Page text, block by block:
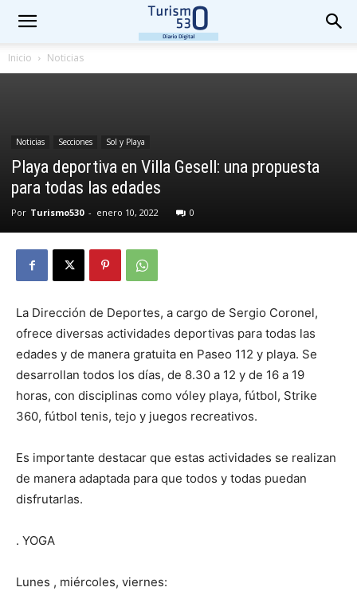
Inicio Noticias
Noticias Secciones Sol y Playa
Playa deportiva en Villa Gesell: una propuesta
para todas las edades
Por Turismo530 - enero 10, 2022 0
La Dirección de Deportes, a cargo de Sergio Coronel,
ofrece diversas actividades deportivas para todas las
edades y de manera gratuita en Paseo 112 y playa. Se
desarrollan todos los días, de 8.30 a 12 y de 16 a 19
horas, con disciplinas como vóley playa, fútbol, Strike
360, fútbol tenis, tejo y juegos recreativos.
Es importante destacar que estas actividades se realizan
de manera adaptada para que todos y todas puedan
disfrutarlas.
. YOGA
Lunes , miércoles, viernes: